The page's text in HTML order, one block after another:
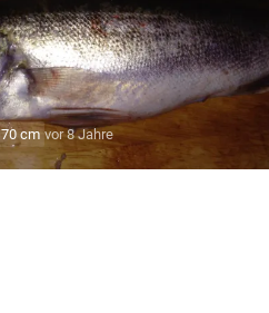
70 cm vor 8 Jahre